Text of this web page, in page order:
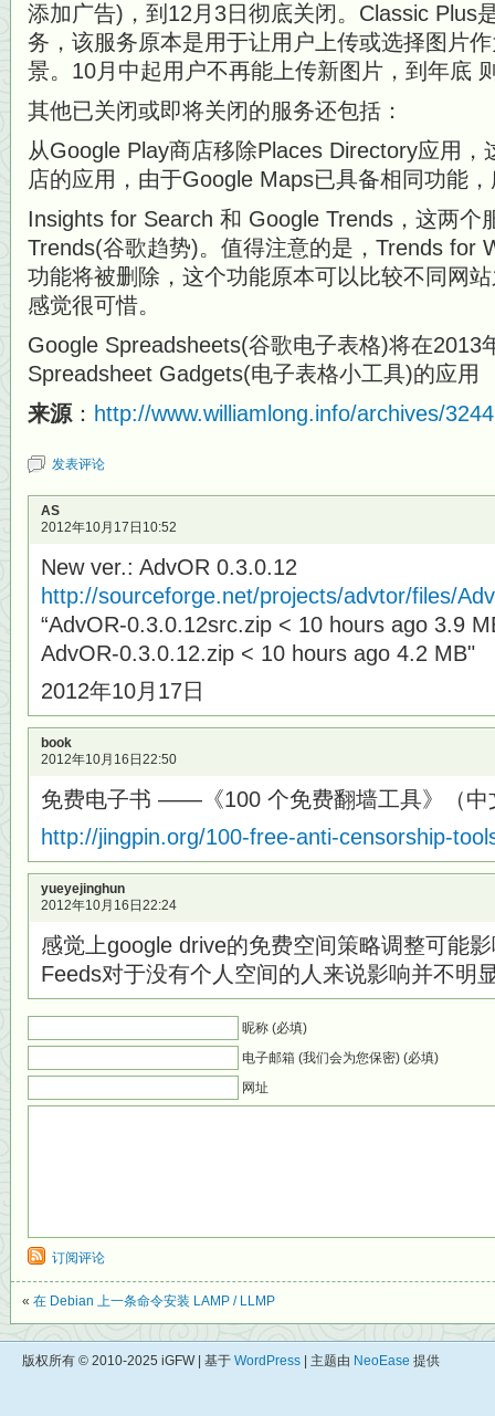
添加广告)，到12月3日彻底关闭。Classic Plus
务，该服务原本是用于让用户上传或选择图片
景。10月中起用户不再能上传新图片，到年底
其他已关闭或即将关闭的服务还包括：
从Google Play商店移除Places Directory应用
店的应用，由于Google Maps已具备相同功能
Insights for Search 和 Google Trends，这两个
Trends(谷歌趋势)。值得注意的是，Trends for
功能将被删除，这个功能原本可以比较不同网
感觉很可惜。
Google Spreadsheets(谷歌电子表格)将在2013
Spreadsheet Gadgets(电子表格小工具)的应用
来源 ： http://www.williamlong.info/archives/
发表评论
AS
2012年10月17日10:52
New ver.: AdvOR 0.3.0.12
http://sourceforge.net/projects/advtor/files/
“AdvOR-0.3.0.12src.zip < 10 hours ago 3.9
AdvOR-0.3.0.12.zip < 10 hours ago 4.2 MB"
2012年10月17日
book
2012年10月16日22:50
免费电子书 ——《100 个免费翻墙工具》（中
http://jingpin.org/100-free-anti-censorship-
yueyejinghun
2012年10月16日22:24
感觉上google drive的免费空间策略调整可能
Feeds对于没有个人空间的人来说影响并不明
昵称 (必填)
电子邮箱 (我们会为您保密) (必填)
网址
订阅评论
« 在 Debian 上一条命令安装 LAMP / LLMP
版权所有 © 2010-2025 iGFW | 基于 WordPress | 主题由 NeoEase 提供